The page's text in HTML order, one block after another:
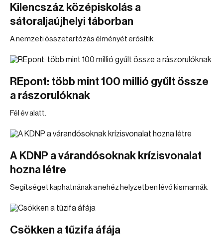
Kilencszáz középiskolás a
sátoraljaújhelyi táborban
A nemzeti összetartózás élményét erősítik.
REpont: több mint 100 millió gyűlt össze
a rászorulóknak
Fél év alatt.
A KDNP a várandósoknak krízisvonalat
hozna létre
Segítséget kaphatnának a nehéz helyzetben lévő kismamák.
Csökken a tűzifa áfája